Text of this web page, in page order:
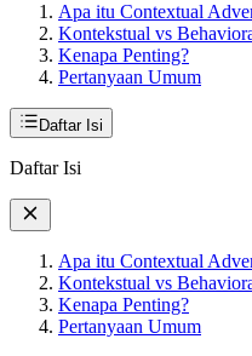
Apa itu Contextual
Kontekstual vs
Kenapa Penting?
Pertanyaan Umum
Daftar Isi
Daftar Isi
Apa itu Contextual
Kontekstual vs
Kenapa Penting?
Pertanyaan Umum